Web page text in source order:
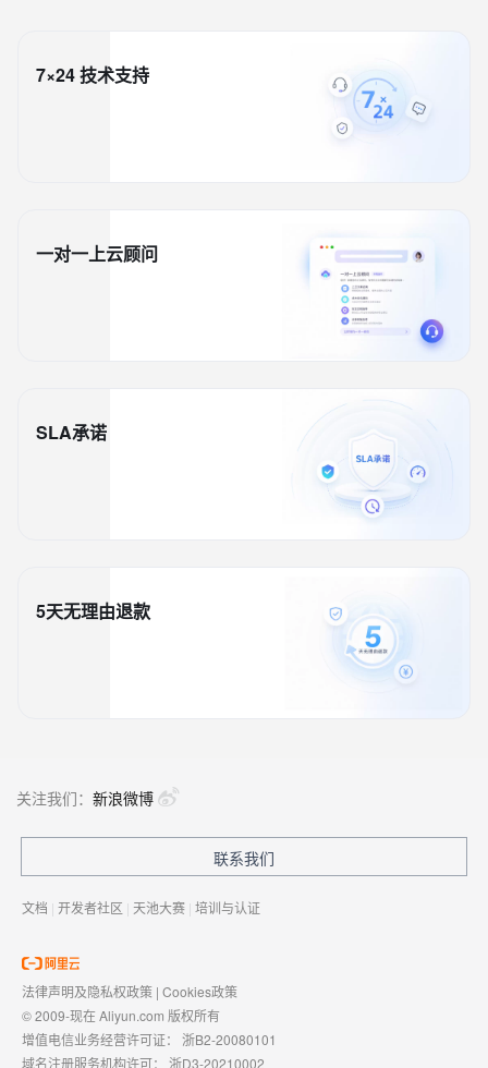
7×24 技术支持
一对一上云顾问
SLA承诺
5天无理由退款
关注我们： 新浪微博
联系我们
文档 | 开发者社区 | 天池大赛 | 培训与认证
法律声明及隐私权政策 | Cookies政策
© 2009-现在 Aliyun.com 版权所有
增值电信业务经营许可证： 浙B2-20080101
域名注册服务机构许可： 浙D3-20210002